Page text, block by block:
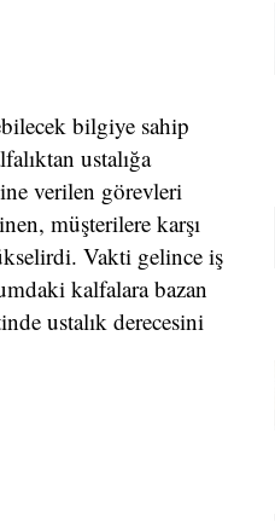
bilgiye sahip
ustalığa
verilen görevleri
müşterilere karşı
Vakti gelince iş
kalfalara bazan
ustalık derecesini